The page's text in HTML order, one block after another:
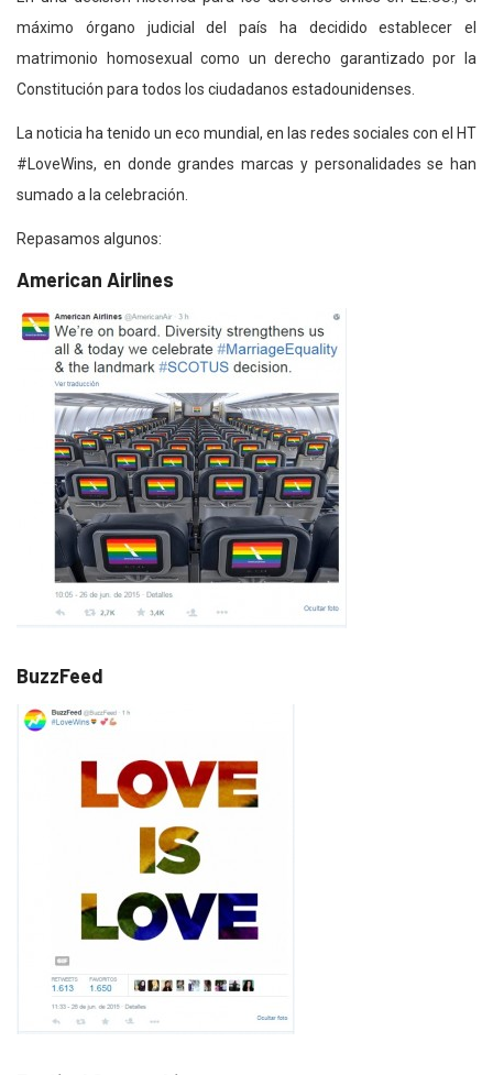
máximo órgano judicial del país ha decidido establecer el
matrimonio homosexual como un derecho garantizado por la
Constitución para todos los ciudadanos estadounidenses.
La noticia ha tenido un eco mundial, en las redes sociales con el HT
#LoveWins, en donde grandes marcas y personalidades se han
sumado a la celebración.
Repasamos algunos:
American Airlines
BuzzFeed